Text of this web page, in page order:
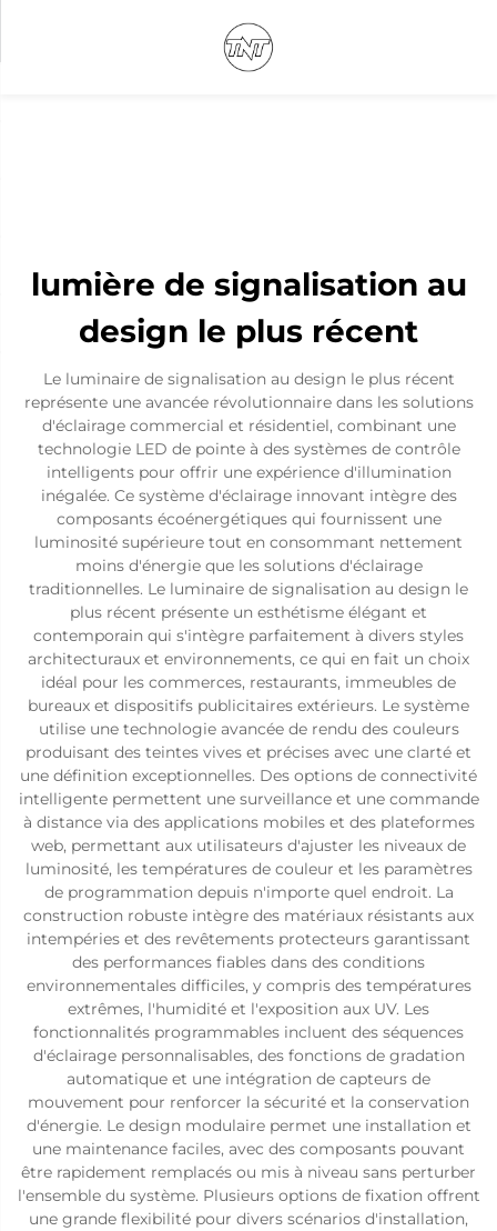
lumière de signalisation au
design le plus récent
Le luminaire de signalisation au design le plus récent
représente une avancée révolutionnaire dans les solutions
d'éclairage commercial et résidentiel, combinant une
technologie LED de pointe à des systèmes de contrôle
intelligents pour offrir une expérience d'illumination
inégalée. Ce système d'éclairage innovant intègre des
composants écoénergétiques qui fournissent une
luminosité supérieure tout en consommant nettement
moins d'énergie que les solutions d'éclairage
traditionnelles. Le luminaire de signalisation au design le
plus récent présente un esthétisme élégant et
contemporain qui s'intègre parfaitement à divers styles
architecturaux et environnements, ce qui en fait un choix
idéal pour les commerces, restaurants, immeubles de
bureaux et dispositifs publicitaires extérieurs. Le système
utilise une technologie avancée de rendu des couleurs
produisant des teintes vives et précises avec une clarté et
une définition exceptionnelles. Des options de connectivité
intelligente permettent une surveillance et une commande
à distance via des applications mobiles et des plateformes
web, permettant aux utilisateurs d'ajuster les niveaux de
luminosité, les températures de couleur et les paramètres
de programmation depuis n'importe quel endroit. La
construction robuste intègre des matériaux résistants aux
intempéries et des revêtements protecteurs garantissant
des performances fiables dans des conditions
environnementales difficiles, y compris des températures
extrêmes, l'humidité et l'exposition aux UV. Les
fonctionnalités programmables incluent des séquences
d'éclairage personnalisables, des fonctions de gradation
automatique et une intégration de capteurs de
mouvement pour renforcer la sécurité et la conservation
d'énergie. Le design modulaire permet une installation et
une maintenance faciles, avec des composants pouvant
être rapidement remplacés ou mis à niveau sans perturber
l'ensemble du système. Plusieurs options de fixation offrent
une grande flexibilité pour divers scénarios d'installation,